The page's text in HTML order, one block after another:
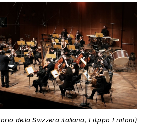
della Svizzera italiana, Filippo Fratoni)